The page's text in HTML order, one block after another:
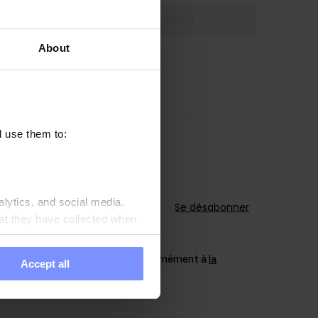
About
use them to:
and social media.
they have collected when
Accept all
Abonnez-vous Se désabonner
traitement des données conformément à la